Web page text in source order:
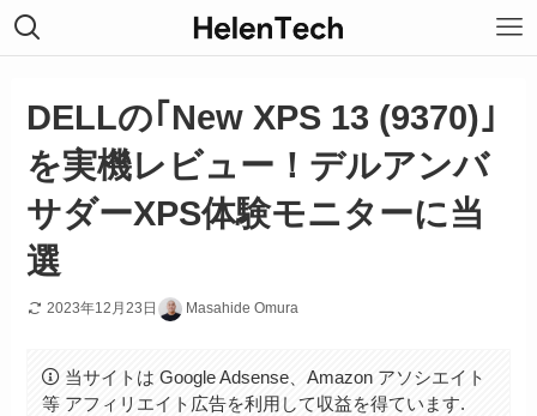
DELLの｢New XPS 13 (9370)｣
を実機レビュー！デルアンバ
サダーXPS体験モニターに当
選
2023年12月23日 Masahide Omura
当サイトは Google Adsense、Amazon アソシエイト
等 アフィリエイト広告を利用して収益を得ています.